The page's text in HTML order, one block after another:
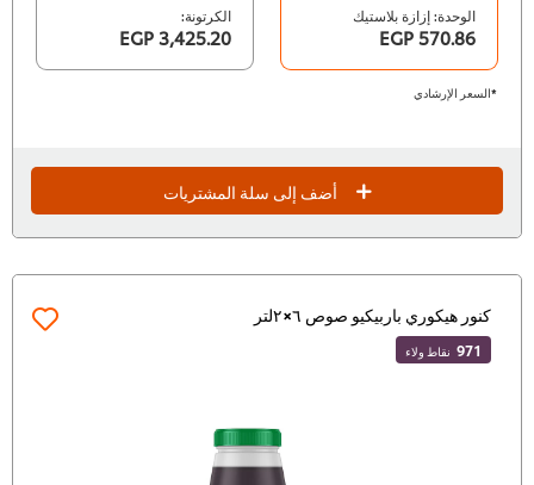
الوحدة: إزازة بلاستيك
570.86 EGP
الكرتونة:
3,425.20 EGP
*السعر الإرشادي
أضف إلى سلة المشتريات
كنور هيكوري باربيكيو صوص ٦×٢لتر
971 نقاط ولاء